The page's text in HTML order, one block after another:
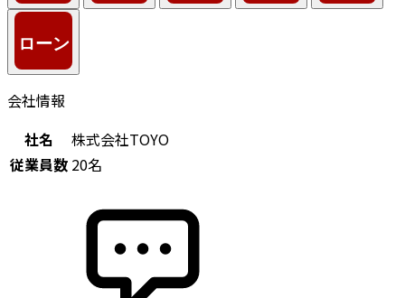
会社情報
社名
株式会社TOYO
従業員数 20名